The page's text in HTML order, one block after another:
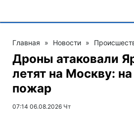
Главная » Новости »
Дроны атаковали
летят на Москву:
пожар
07:14 06.08.2026 Чт